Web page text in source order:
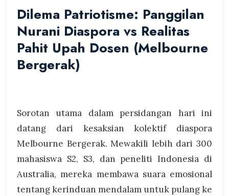
Dilema Patriotisme: Panggilan
Nurani Diaspora vs Realitas
Pahit Upah Dosen (Melbourne
Bergerak)
Sorotan utama dalam persidangan hari ini
datang dari kesaksian kolektif diaspora
Melbourne Bergerak. Mewakili lebih dari 300
mahasiswa S2, S3, dan peneliti Indonesia di
Australia, mereka membawa suara emosional
tentang kerinduan mendalam untuk pulang ke